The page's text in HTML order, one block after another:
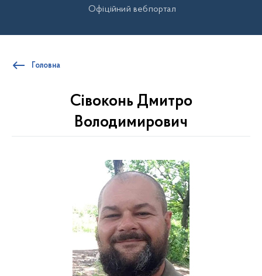
Офіційний вебпортал
Головна
Сівоконь Дмитро
Володимирович